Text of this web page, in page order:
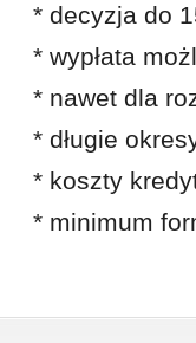
* decyzja do
* wypłata
* nawet dla
* długie
* koszty
* minimum